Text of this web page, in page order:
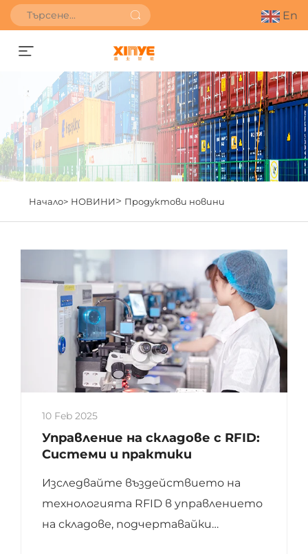
En
Получете оферта
Начало> НОВИНИ> Продуктови новини
10 Feb 2025
Управление на складове с RFID:
Системи и практики
Изследвайте въздействието на
технологията RFID в управлението
на складове, подчертавайки